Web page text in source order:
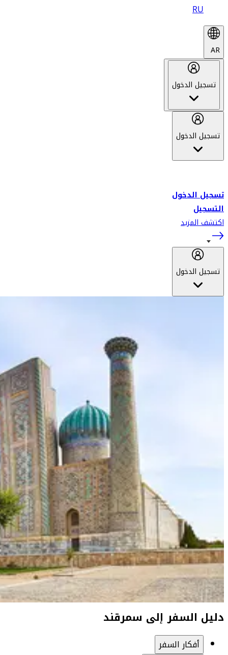
RU
AR
تسجيل الدخول
تسجيل الدخول
تسجيل الدخول
التسجيل
اكتشف المزيد
تسجيل الدخول
دليل السفر إلى سمرقند
أفكار السفر